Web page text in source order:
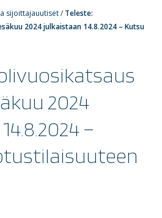
sijoittajauutiset/Teleste:
2024 julkaistaan 14.8.2024 – Kutsu
2024
–